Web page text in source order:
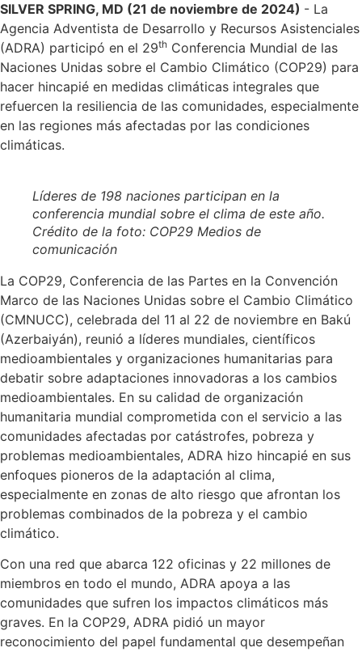
SILVER SPRING, MD (21 de noviembre de 2024) - La
Agencia Adventista de Desarrollo y Recursos Asistenciales
(ADRA) participó en el 29th Conferencia Mundial de las
Naciones Unidas sobre el Cambio Climático (COP29) para
hacer hincapié en medidas climáticas integrales que
refuercen la resiliencia de las comunidades, especialmente
en las regiones más afectadas por las condiciones
climáticas.
Líderes de 198 naciones participan en la
conferencia mundial sobre el clima de este año.
Crédito de la foto: COP29 Medios de
comunicación
La COP29, Conferencia de las Partes en la Convención
Marco de las Naciones Unidas sobre el Cambio Climático
(CMNUCC), celebrada del 11 al 22 de noviembre en Bakú
(Azerbaiyán), reunió a líderes mundiales, científicos
medioambientales y organizaciones humanitarias para
debatir sobre adaptaciones innovadoras a los cambios
medioambientales. En su calidad de organización
humanitaria mundial comprometida con el servicio a las
comunidades afectadas por catástrofes, pobreza y
problemas medioambientales, ADRA hizo hincapié en sus
enfoques pioneros de la adaptación al clima,
especialmente en zonas de alto riesgo que afrontan los
problemas combinados de la pobreza y el cambio
climático.
Con una red que abarca 122 oficinas y 22 millones de
miembros en todo el mundo, ADRA apoya a las
comunidades que sufren los impactos climáticos más
graves. En la COP29, ADRA pidió un mayor
reconocimiento del papel fundamental que desempeñan